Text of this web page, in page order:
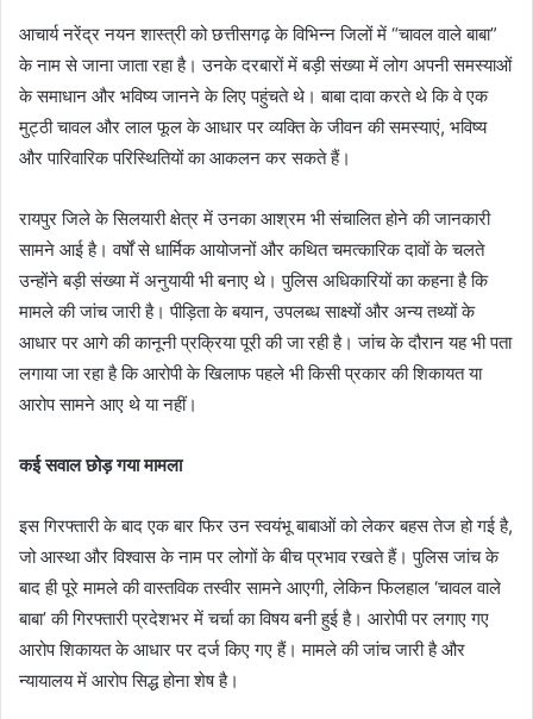
आचार्य नरेंद्र नयन शास्त्री को छत्तीसगढ़ के विभिन्न जिलों में “चावल वाले बाबा”
के नाम से जाना जाता रहा है। उनके दरबारों में बड़ी संख्या में लोग अपनी समस्याओं
के समाधान और भविष्य जानने के लिए पहुंचते थे। बाबा दावा करते थे कि वे एक
मुट्ठी चावल और लाल फूल के आधार पर व्यक्ति के जीवन की समस्याएं, भविष्य
और पारिवारिक परिस्थितियों का आकलन कर सकते हैं।
रायपुर जिले के सिलयारी क्षेत्र में उनका आश्रम भी संचालित होने की जानकारी
सामने आई है। वर्षों से धार्मिक आयोजनों और कथित चमत्कारिक दावों के चलते
उन्होंने बड़ी संख्या में अनुयायी भी बनाए थे। पुलिस अधिकारियों का कहना है कि
मामले की जांच जारी है। पीड़िता के बयान, उपलब्ध साक्ष्यों और अन्य तथ्यों के
आधार पर आगे की कानूनी प्रक्रिया पूरी की जा रही है। जांच के दौरान यह भी पता
लगाया जा रहा है कि आरोपी के खिलाफ पहले भी किसी प्रकार की शिकायत या
आरोप सामने आए थे या नहीं।
कई सवाल छोड़ गया मामला
इस गिरफ्तारी के बाद एक बार फिर उन स्वयंभू बाबाओं को लेकर बहस तेज हो गई है,
जो आस्था और विश्वास के नाम पर लोगों के बीच प्रभाव रखते हैं। पुलिस जांच के
बाद ही पूरे मामले की वास्तविक तस्वीर सामने आएगी, लेकिन फिलहाल ‘चावल वाले
बाबा’ की गिरफ्तारी प्रदेशभर में चर्चा का विषय बनी हुई है। आरोपी पर लगाए गए
आरोप शिकायत के आधार पर दर्ज किए गए हैं। मामले की जांच जारी है और
न्यायालय में आरोप सिद्ध होना शेष है।